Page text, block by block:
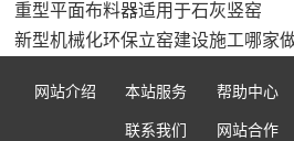
重型平面布料器适用于石灰竖窑
新型机械化环保立窑建设施工哪家
网站介绍 本站服务 帮助中心
联系我们 网站合作